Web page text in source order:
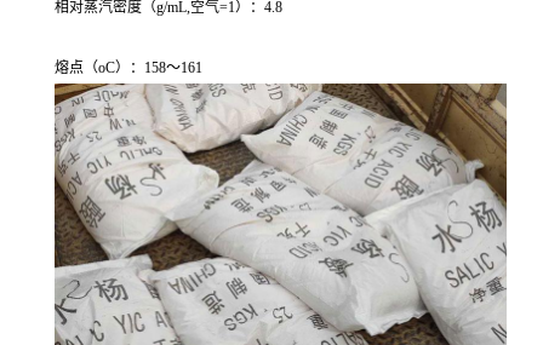
相对蒸汽密度（g/mL,空气=1）：4.8
熔点（oC）：158～161